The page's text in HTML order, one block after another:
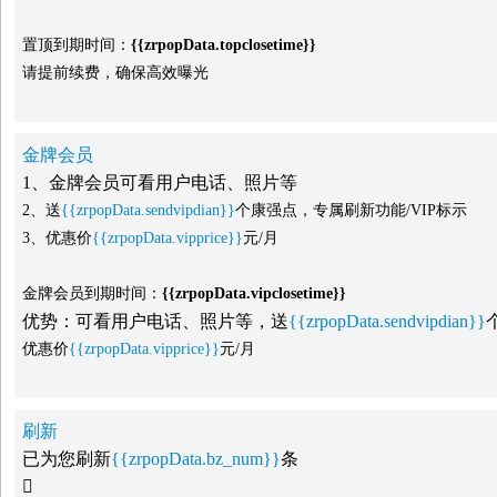
置顶到期时间： {{zrpopData.topclosetime}}
请提前续费，确保高效曝光
金牌会员
1、金牌会员可看用户电话、照片等
2、送{{zrpopData.sendvipdian}}个康强点，专属刷新功能/VIP标示
3、优惠价{{zrpopData.vipprice}}元/月
金牌会员到期时间： {{zrpopData.vipclosetime}}
优势：可看用户电话、照片等，送{{zrpopData.sendvipdian}}
优惠价{{zrpopData.vipprice}}元/月
刷新
已为您刷新{{zrpopData.bz_num}}条
